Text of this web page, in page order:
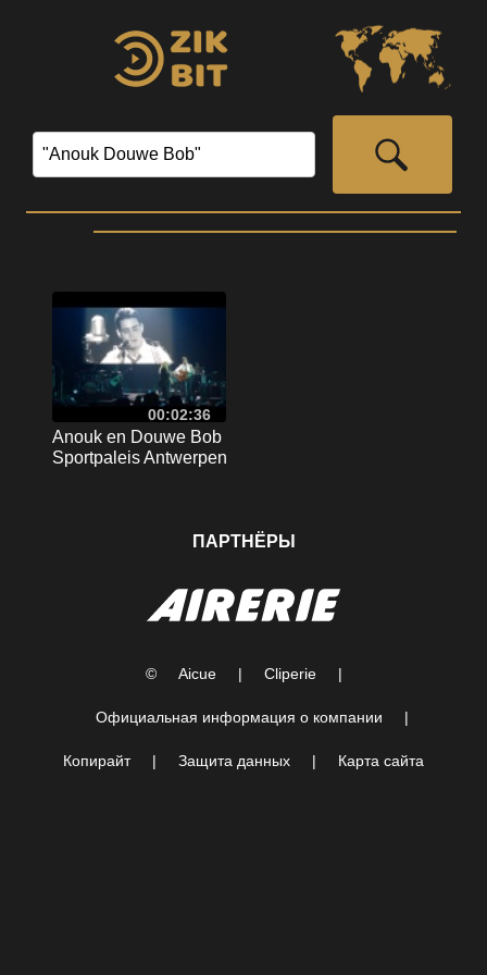
00:02:36
Anouk en Douwe Bob
Sportpaleis Antwerpen
ПАРТНЁРЫ
© Aicue | Cliperie |
Официальная информация о компании |
Копирайт | Защита данных | Карта сайта